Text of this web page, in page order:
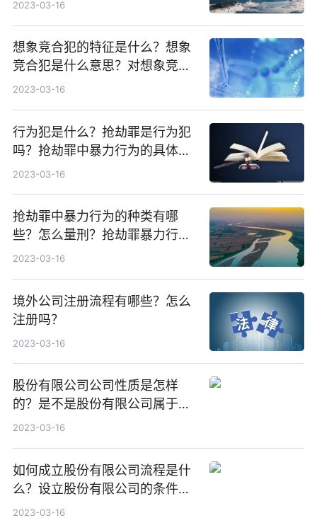
2023-03-16
想象竞合犯的特征是什么？想象
竞合犯是什么意思？对想象竞合
犯是怎样处理的？
2023-03-16
行为犯是什么？抢劫罪是行为犯
吗？抢劫罪中暴力行为的具体表
现形式有哪些？
2023-03-16
抢劫罪中暴力行为的种类有哪
些？怎么量刑？抢劫罪暴力行为
指什么？
2023-03-16
境外公司注册流程有哪些？怎么
注册吗？
2023-03-16
股份有限公司公司性质是怎样
的？是不是股份有限公司属于私
企？
2023-03-16
如何成立股份有限公司流程是什
么？设立股份有限公司的条件是
什么？
2023-03-16